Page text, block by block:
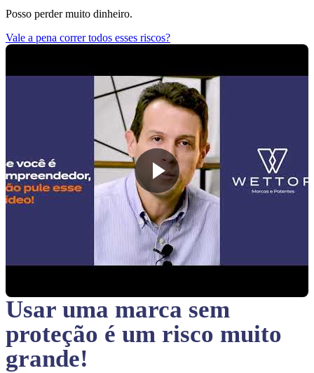
Posso perder muito dinheiro.
Vale a pena correr todos esses riscos?
Usar uma marca sem
proteção é um risco muito
grande!